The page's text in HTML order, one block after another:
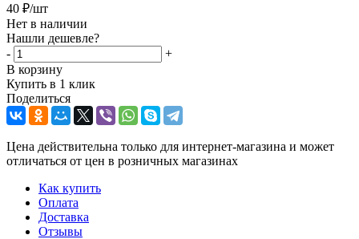
40 ₽/шт
Нет в наличии
Нашли дешевле?
-
+
В корзину
Купить в 1 клик
Поделиться
Цена действительна только для интернет-магазина и может
отличаться от цен в розничных магазинах
Как купить
Оплата
Доставка
Отзывы